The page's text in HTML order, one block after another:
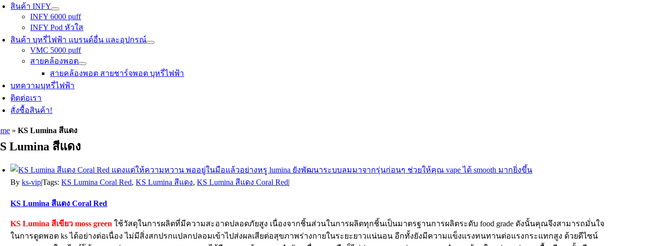
สินค้า INFY
INFY 6000 puff
INFY Pod หัวใส
สินค้า บุหรี่ไฟฟ้า แบรนด์อื่น และอุปกรณ์
VMC 5000 puff
สายคล้องพอต
สายคล้องพอต สายชาร์จพอต บุหรี่ไฟฟ้า
บทความบุหรี่ไฟฟ้า
ติดต่อเรา
สั่งซื้อสินค้า!
»KS Lumina สีแดง
Lumina สีแดง
Byks-vip|Tags:KS Lumina Coral Red,KS Lumina สีแดง,KS Lumina สีแดง Coral Red|
KS Lumina สีแดง Coral Red
KS Lumina สีเขียว moss green ใช้วัสดุในการผลิตที่มีความสะอาดปลอดภัยสูง เนื่องจากชิ้นส่วนในการผลิตทุกชิ้นเป็นมาตรฐานการผลิตระดับ food grade ดังนั้นคุณจึงสามารถมั่นใจ
ในการดูดพอต ks ได้อย่างต่อเนื่อง ไม่มีสิ่งสกปรกแปลกปลอมเข้าไปส่งผลเสียต่อสุขภาพร่างกายในระยะยาวแน่นอน อีกทั้งยังมีความแข็งแรงทนทานต่อแรงกระแทกสูง ด้วยดีไซน์